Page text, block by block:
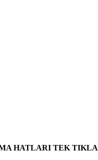
HATLARI TEK TIKLA